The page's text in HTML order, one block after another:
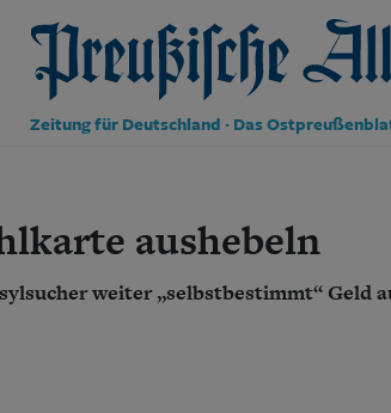
Preußische Allgemeine Zeitung
Zeitung für Deutschland · Das
Wirtschaft
Gesellschaft
aushebeln
weiter „selbstbestimmt“ Geld